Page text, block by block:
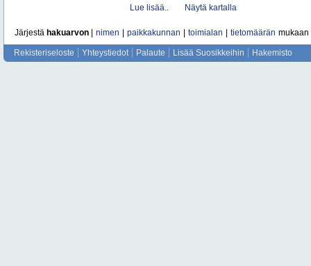
Lue lisää..
Näytä kartalla
Järjestä hakuarvon nimen paikkakunnan toimialan tietomäärän mukaan
Rekisteriseloste Yhteystiedot Palaute Lisää Suosikkeihin Hakemisto